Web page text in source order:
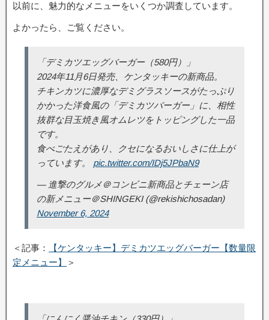
以前に、魅力的なメニューをいくつか調査しています。
よかったら、ご覧ください。
「デミカツエッグバーガー（580円）」
2024年11月6日発売、ケンタッキーの新商品。
チキンカツに濃厚なデミグラスソースがたっぷり
かかった洋食風の「デミカツバーガー」に、相性
抜群な目玉焼き風オムレツをトッピングした一品
です。
食べごたえがあり、クセになるおいしさに仕上が
っています。 pic.twitter.com/IDj5JPbaN9
— 進撃のグルメ＠コンビニ新商品とチェーン店
の新メニュー＠SHINGEKI (@rekishichosadan)
November 6, 2024
＜記事：
【ケンタッキー】デミカツエッグバーガー【数量限
定メニュー】
＞